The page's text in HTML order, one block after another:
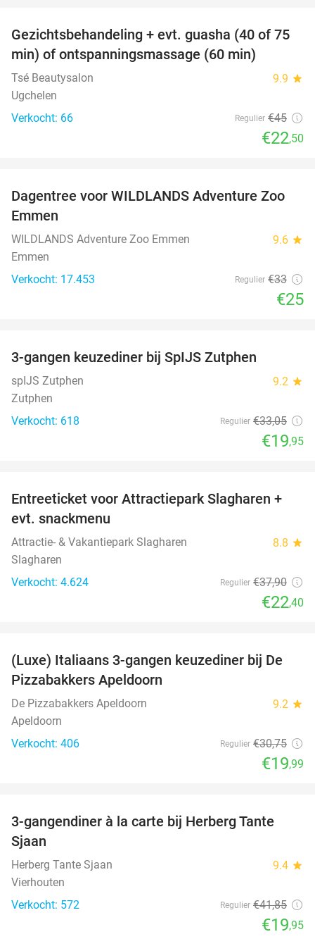
50%
OUT
Gezichtsbehandeling + evt. guasha (40 of 75
min) of ontspanningsmassage (60 min)
Tsé Beautysalon 9.9 star
Ugchelen
Verkocht: 66
Regulier €45
€22,50
24%
Dagentree voor WILDLANDS Adventure Zoo
Emmen
WILDLANDS Adventure Zoo Emmen 9.6 star
Emmen
Verkocht: 17.453
Regulier €33
€25
3-gangen keuzediner bij SpIJS Zutphen
spIJS Zutphen 9.2 star
Zutphen
Verkocht: 618
Regulier €33,05
€19,95
41%
Entreeticket voor Attractiepark Slagharen +
evt. snackmenu
Attractie- & Vakantiepark Slagharen 8.8 star
Slagharen
Verkocht: 4.624
Regulier €37,90
€22,40
35%
(Luxe) Italiaans 3-gangen keuzediner bij De
Pizzabakkers Apeldoorn
De Pizzabakkers Apeldoorn 9.2 star
Apeldoorn
Verkocht: 406
Regulier €30,75
€19,99
52%
3-gangendiner à la carte bij Herberg Tante
Sjaan
Herberg Tante Sjaan 9.4 star
Vierhouten
Verkocht: 572
Regulier €41,85
€19,95